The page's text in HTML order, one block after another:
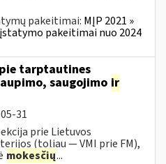
pakeitimai: MĮP 2021 »
pakeitimai nuo 2024
tarptautines
saugojimo ir
31
prie Lietuvos
(toliau ― VMI prie FM),
mokesčių...